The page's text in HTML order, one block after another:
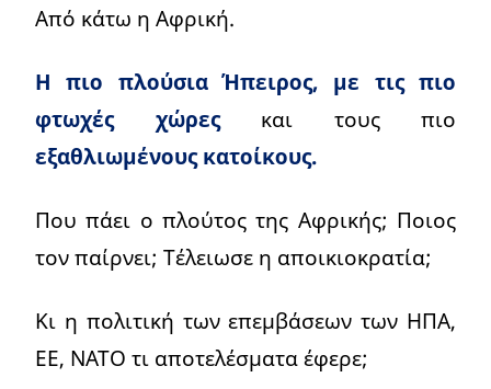
Από κάτω η Αφρική.
Η πιο πλούσια Ήπειρος, με τις πιο
φτωχές χώρεςκαι τους πιο
εξαθλιωμένους κατοίκους.
Που πάει ο πλούτος της Αφρικής; Ποιος
τον παίρνει; Τέλειωσε η αποικιοκρατία;
Κι η πολιτική των επεμβάσεων των ΗΠΑ,
ΕΕ, ΝΑΤΟ τι αποτελέσματα έφερε;